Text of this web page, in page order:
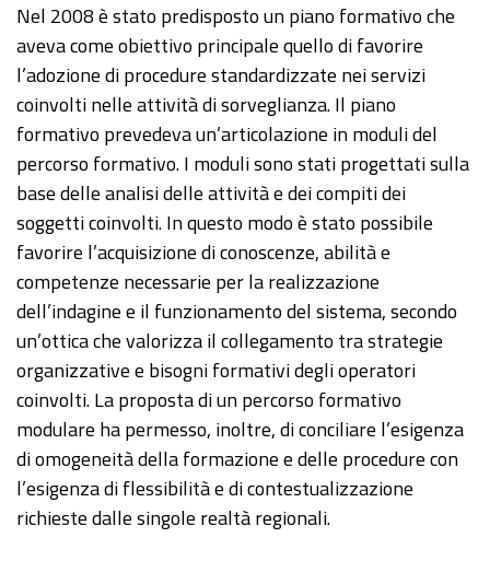
Nel 2008 è stato predisposto un piano formativo che
aveva come obiettivo principale quello di favorire
l’adozione di procedure standardizzate nei servizi
coinvolti nelle attività di sorveglianza. Il piano
formativo prevedeva un’articolazione in moduli del
percorso formativo. I moduli sono stati progettati sulla
base delle analisi delle attività e dei compiti dei
soggetti coinvolti. In questo modo è stato possibile
favorire l’acquisizione di conoscenze, abilità e
competenze necessarie per la realizzazione
dell’indagine e il funzionamento del sistema, secondo
un’ottica che valorizza il collegamento tra strategie
organizzative e bisogni formativi degli operatori
coinvolti. La proposta di un percorso formativo
modulare ha permesso, inoltre, di conciliare l’esigenza
di omogeneità della formazione e delle procedure con
l’esigenza di flessibilità e di contestualizzazione
richieste dalle singole realtà regionali.